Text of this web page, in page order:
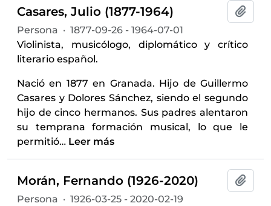
Casares, Julio (1877-1964)
Persona · 1877-09-26 - 1964-07-01
Violinista, musicólogo, diplomático y crítico
literario español.
Nació en 1877 en Granada. Hijo de Guillermo
Casares y Dolores Sánchez, siendo el segundo
hijo de cinco hermanos. Sus padres alentaron
su temprana formación musical, lo que le
permitió… Leer más
Morán, Fernando (1926-2020)
Persona · 1926-03-25 - 2020-02-19